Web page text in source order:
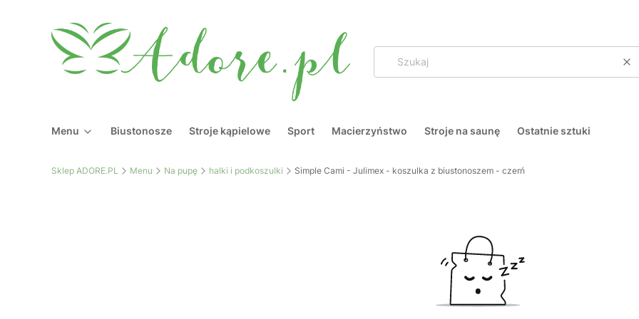
Menu Biustonosze Stroje kąpielowe Sport Macierzyństwo Stroje na saunę Ostatnie sztuki
Sklep ADORE.PL Menu Na pupę halki i podkoszulki Simple Cami - Julimex - koszulka z biustonoszem - czerń